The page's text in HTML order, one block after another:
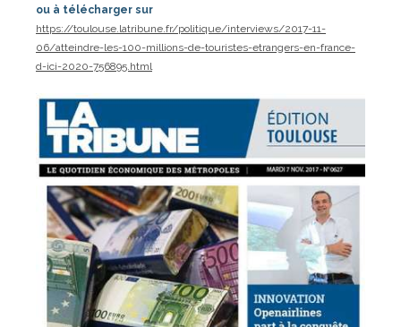
ou à télécharger sur
https://toulouse.latribune.fr/politique/interviews/2017-11-
06/atteindre-les-100-millions-de-touristes-etrangers-en-france-
d-ici-2020-756895.html